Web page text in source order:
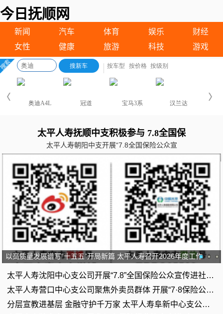
今日抚顺网
新闻 汽车 体育 娱乐
财经
女性
健康 旅游 科技 游戏
太平人寿抚顺中支积极参与 7.8全国保
太平人寿朝阳中支开展“7.8全国保险公众宣
以高质量发展谱写“十五五”开局新篇 太平人寿召开2026年度工作
太平人寿沈阳中心支公司开展“7.8”全国保险公众宣传进社区活动
太平人寿营口中心支公司聚焦外卖员群体 开展“7·8保险公众宣传
分层宣教进基层 金融守护千万家 太平人寿阜新中心支公司开展“7